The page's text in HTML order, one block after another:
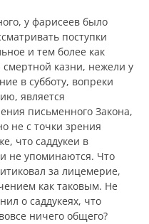
у фарисеев было
поступки
и тем более как
казни, нежели у
в субботу, вопреки
является
письменного Закона,
не с точки зрения
что саддукеи в
не упоминаются. Что
за лицемерие,
как таковым. Не
о саддукеях, что
ничего общего?